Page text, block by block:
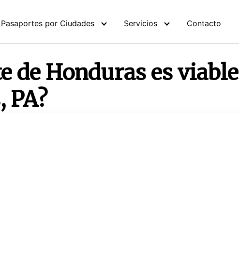
Pasaportes por Ciudades Servicios Contacto
de Honduras es viable
PA?